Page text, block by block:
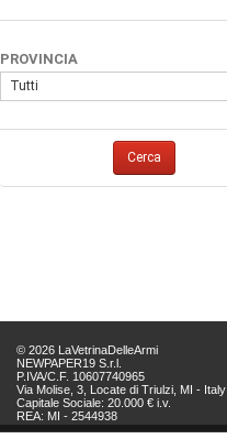
PROVINCIA
Tutti
Cerca
© 2026 LaVetrinaDelleArmi
NEWPAPER19 S.r.l.
P.IVA/C.F. 10607740965
Via Molise, 3, Locate di Triulzi, MI - Italy
Capitale Sociale: 20.000 € i.v.
REA: MI - 2544938